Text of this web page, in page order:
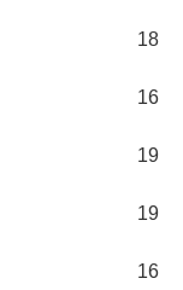
18
16
19
19
16